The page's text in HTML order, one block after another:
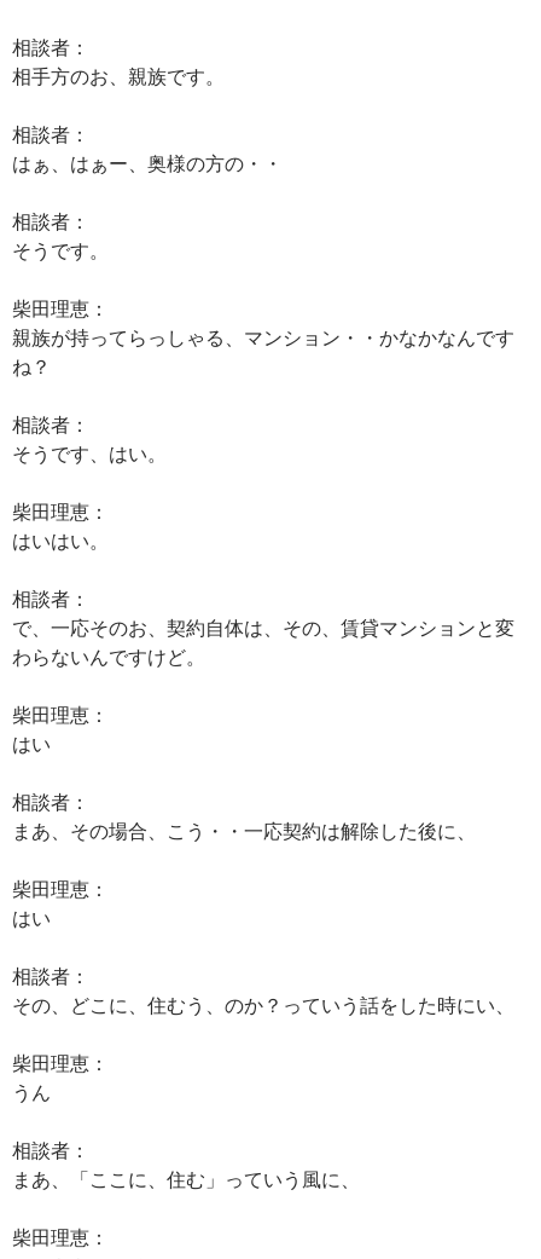
相談者：
相手方のお、親族です。
相談者：
はぁ、はぁー、奥様の方の・・
相談者：
そうです。
柴田理恵：
親族が持ってらっしゃる、マンション・・かなかなんです
ね？
相談者：
そうです、はい。
柴田理恵：
はいはい。
相談者：
で、一応そのお、契約自体は、その、賃貸マンションと変
わらないんですけど。
柴田理恵：
はい
相談者：
まあ、その場合、こう・・一応契約は解除した後に、
柴田理恵：
はい
相談者：
その、どこに、住むう、のか？っていう話をした時にい、
柴田理恵：
うん
相談者：
まあ、「ここに、住む」っていう風に、
柴田理恵：